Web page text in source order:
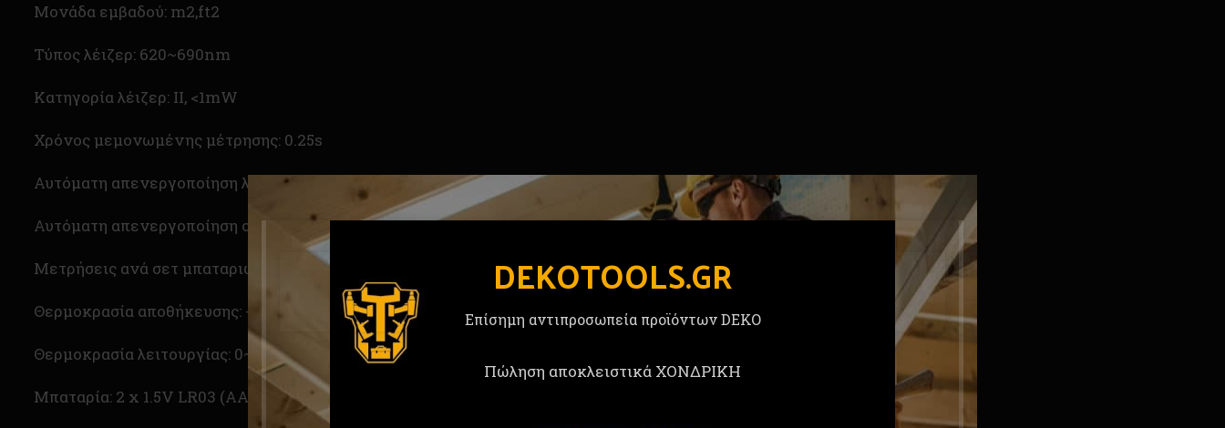
DEKOTOOLS.GR
Επίσημη αντιπροσωπεία προϊόντων DEKO
Πώληση αποκλειστικά ΧΟΝΔΡΙΚΗ
Μονάδα εμβαδού: m2,ft2
Τύπος λέιζερ: 620~690nm
Κατηγορία λέιζερ: II, <1mW
Χρόνος μεμονωμένης μέτρησης: 0.25s
Αυτόματη απενεργοποίηση λέιζερ: 30s
Αυτόματη απενεργοποίηση οργάνου: 180s
Μετρήσεις ανά σετ μπαταριών: >8000
Θερμοκρασία αποθήκευσης: -20~+65℃
Θερμοκρασία λειτουργίας: 0~+40℃
Μπαταρία: 2 x 1.5V LR03 (AAA)